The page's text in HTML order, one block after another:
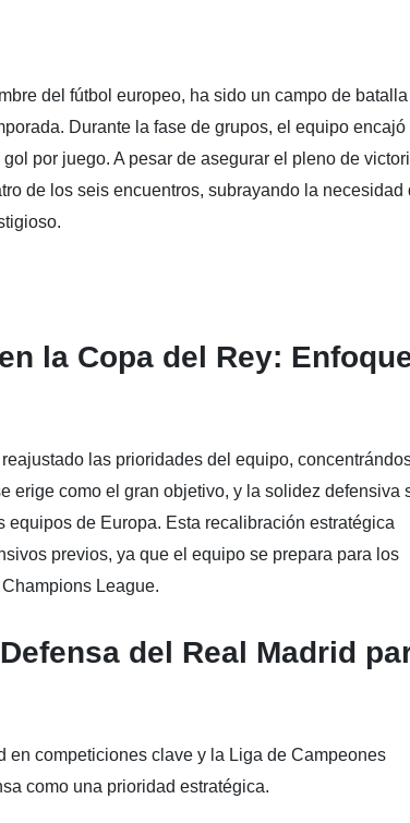
del fútbol europeo, ha sido un campo de batalla
Durante la fase de grupos, el equipo encajó
por juego. A pesar de asegurar el pleno de
de los seis encuentros, subrayando la necesidad
la Copa del Rey:
las prioridades del equipo,
erige como el gran objetivo, y la solidez defensiva
de Europa. Esta recalibración estratégica
previos, ya que el equipo se prepara para los
League.
del Real Madrid
competiciones clave y la Liga de Campeones
como una prioridad estratégica.